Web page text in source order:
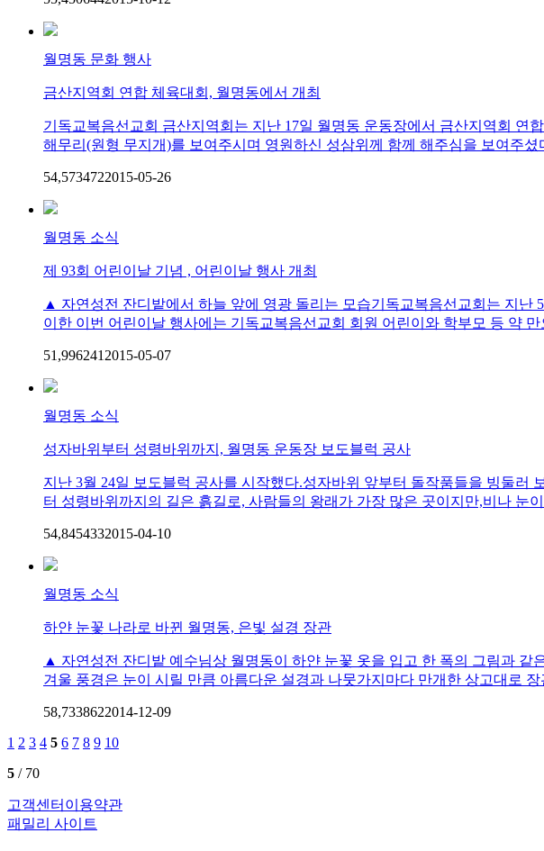
월명동 문화 행사
금산지역회 연합 체육대회, 월명동에서 개최
기독교복음선교회 금산지역회는 지난 17일 월명동 운동장에서 금산지역회
해무리(원형 무지개)를 보여주시며 영원하신 성삼위께 함께 해주심을 보여주
54,5734722015-05-26
월명동 소식
제 93회 어린이날 기념 , 어린이날 행사 개최
▲ 자연성전 잔디밭에서 하늘 앞에 영광 돌리는 모습기독교복음선교회는 지난
이한 이번 어린이날 행사에는 기독교복음선교회 회원 어린이와 학부모 등 약 만
51,996241 2015-05-07
월명동 소식
성자바위부터 성령바위까지, 월명동 운동장 보도블럭 공사
지난 3월 24일 보도블럭 공사를 시작했다.성자바위 앞부터 돌작품들을 빙둘
터 성령바위까지의 길은 흙길로, 사람들의 왕래가 가장 많은 곳이지만,비나 눈
54,8454332015-04-10
월명동 소식
하얀 눈꽃 나라로 바뀐 월명동, 은빛 설경 장관
▲ 자연성전 잔디밭 예수님상 월명동이 하얀 눈꽃 옷을 입고 한 폭의 그림과
겨울 풍경은 눈이 시릴 만큼 아름다운 설경과 나뭇가지마다 만개한 상고대로 장
58,7338622014-12-09
1 2 3 4 5 6 7 8 9 10
5 / 70
고객센터 이용약관
패밀리 사이트